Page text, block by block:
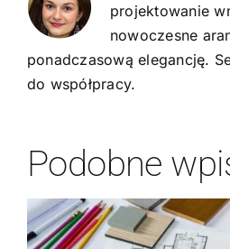
projektowanie
nowoczesne
ponadczasową elegancję.
do współpracy.
Podobne